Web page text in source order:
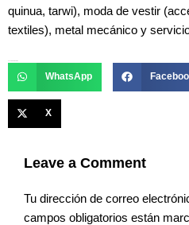
quinua, tarwi), moda de vestir
textiles), metal mecánico y
WhatsApp
X
Leave a Comment
Tu dirección de correo
campos obligatorios están